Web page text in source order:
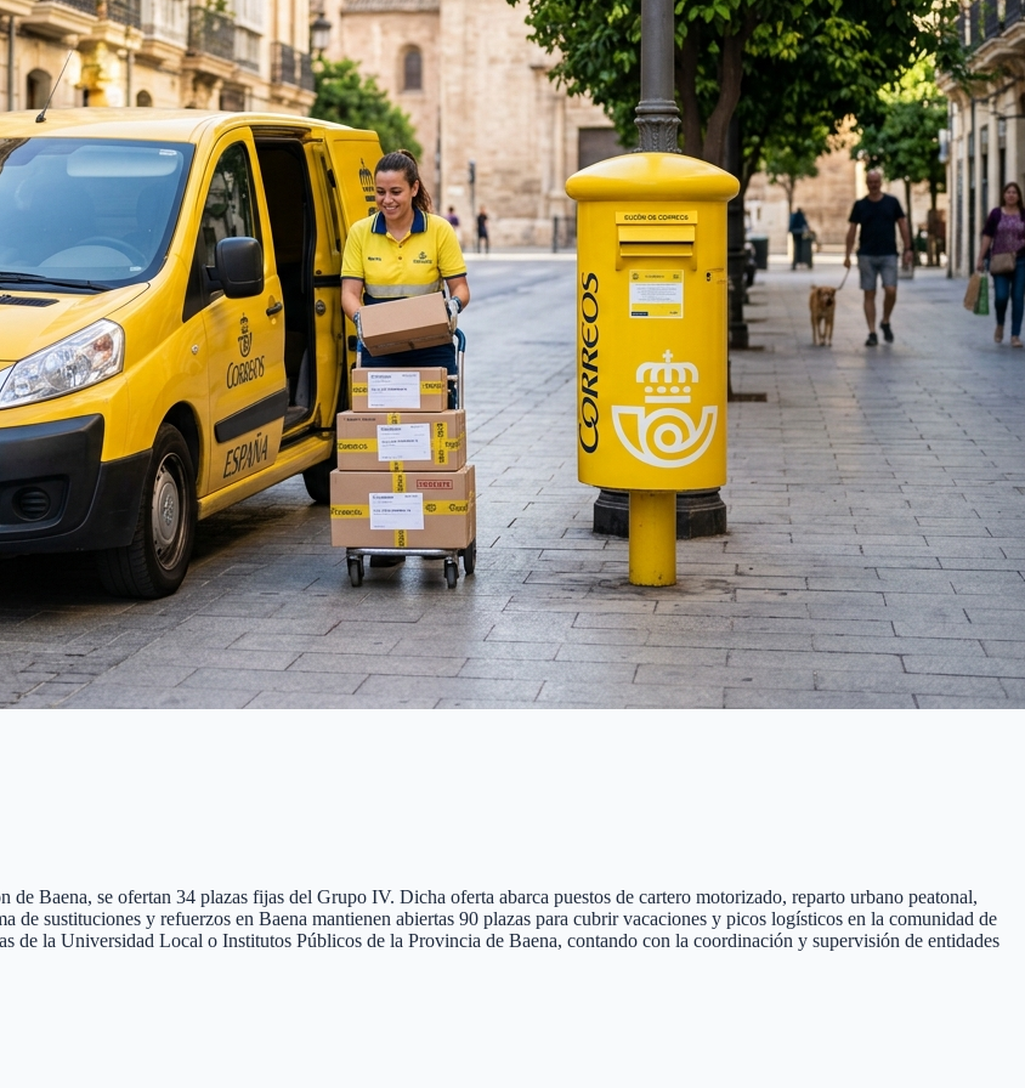
Baena, se ofertan 34 plazas fijas del Grupo IV. Dicha oferta abarca puestos de cartero motorizado, reparto urbano peatonal,
sustituciones y refuerzos en Baena mantienen abiertas 90 plazas para cubrir vacaciones y picos logísticos en la comunidad de
de la Universidad Local o Institutos Públicos de la Provincia de Baena, contando con la coordinación y supervisión de entidades